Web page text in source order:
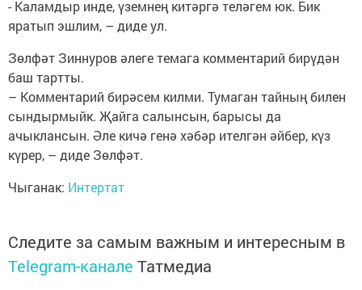
- Каламдыр инде, үземнең китәргә теләгем юк. Бик
яратып эшлим, – диде ул.
Зөлфәт Зиннуров әлеге темага комментарий бирүдән
баш тартты.
– Комментарий бирәсем килми. Тумаган тайның билен
сындырмыйк. Җайга салынсын, барысы да
ачыклансын. Әле кичә генә хәбәр ителгән әйбер, күз
күрер, – диде Зөлфәт.
Чыганак: Интертат
Следите за самым важным и интересным в
Telegram-канале Татмедиа